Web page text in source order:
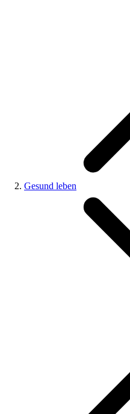
Gesund leben